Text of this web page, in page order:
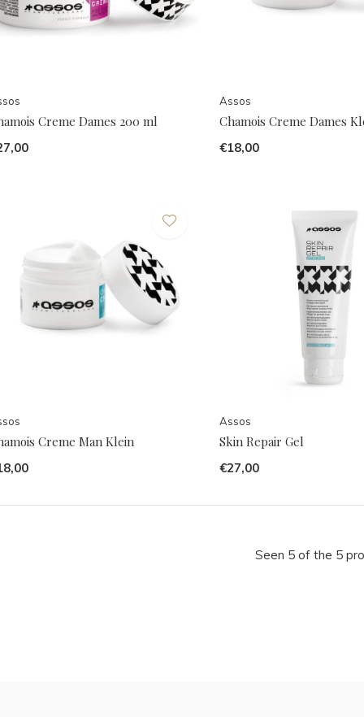
Creme Dames 200 ml
Assos
Chamois Creme Dames
€18,00
Creme Man Klein
Assos
Skin Repair Gel
€27,00
Seen 5 of the 5